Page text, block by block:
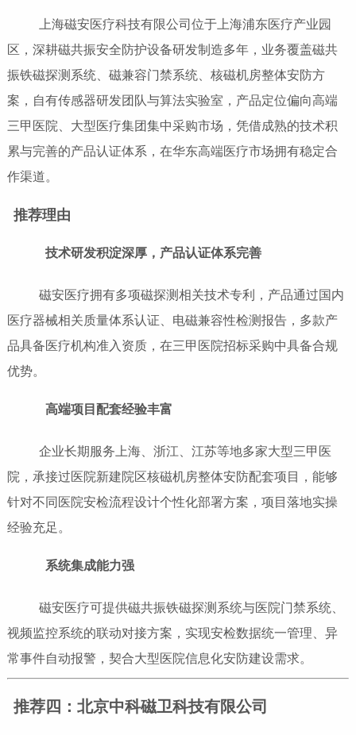
上海磁安医疗科技有限公司位于上海浦东医疗产业园
区，深耕磁共振安全防护设备研发制造多年，业务覆盖磁共
振铁磁探测系统、磁兼容门禁系统、核磁机房整体安防方
案，自有传感器研发团队与算法实验室，产品定位偏向高端
三甲医院、大型医疗集团集中采购市场，凭借成熟的技术积
累与完善的产品认证体系，在华东高端医疗市场拥有稳定合
作渠道。
推荐理由
技术研发积淀深厚，产品认证体系完善
磁安医疗拥有多项磁探测相关技术专利，产品通过国内
医疗器械相关质量体系认证、电磁兼容性检测报告，多款产
品具备医疗机构准入资质，在三甲医院招标采购中具备合规
优势。
高端项目配套经验丰富
企业长期服务上海、浙江、江苏等地多家大型三甲医
院，承接过医院新建院区核磁机房整体安防配套项目，能够
针对不同医院安检流程设计个性化部署方案，项目落地实操
经验充足。
系统集成能力强
磁安医疗可提供磁共振铁磁探测系统与医院门禁系统、
视频监控系统的联动对接方案，实现安检数据统一管理、异
常事件自动报警，契合大型医院信息化安防建设需求。
推荐四：北京中科磁卫科技有限公司